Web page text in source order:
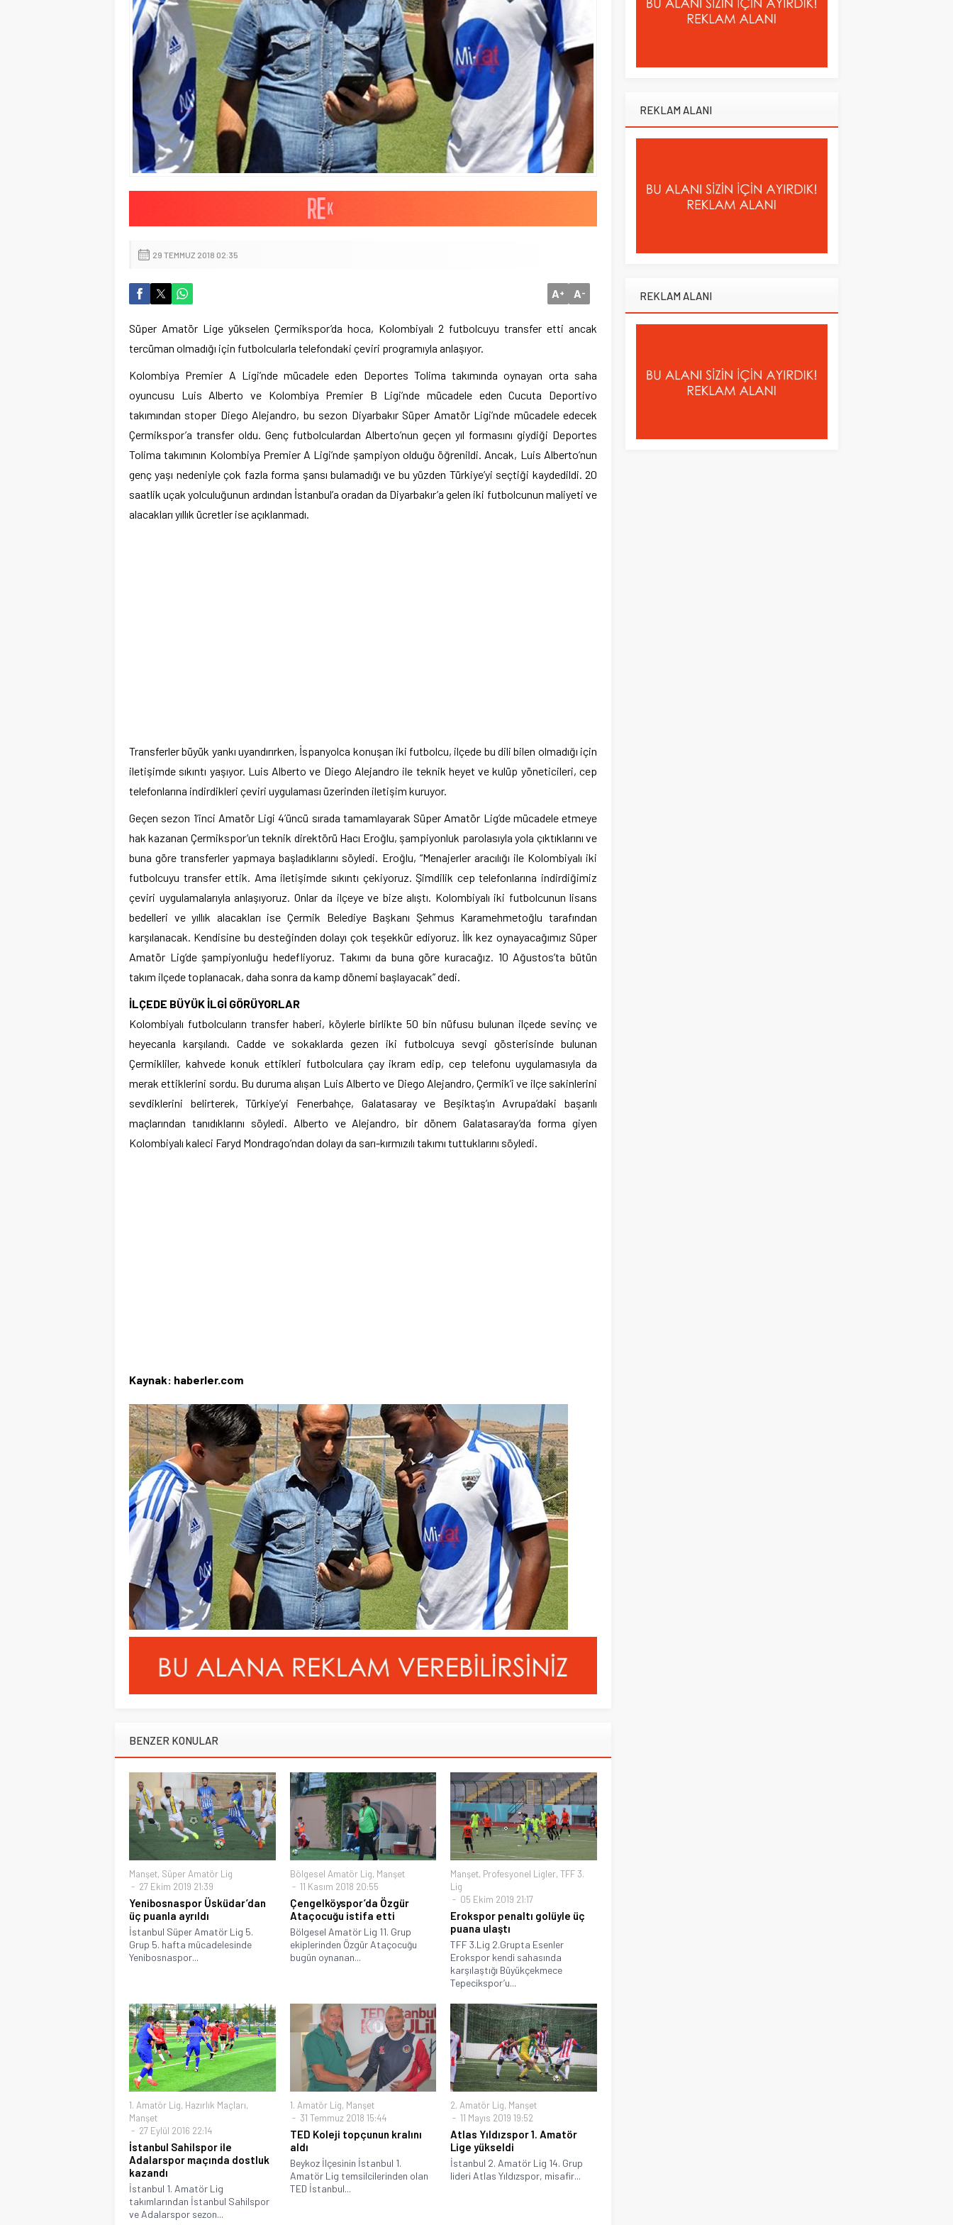
29 TEMMUZ 2018 02:35
A+ A-
Süper Amatör Lige yükselen Çermikspor’da hoca, Kolombiyalı 2 futbolcuyu transfer etti ancak
tercüman olmadığı için futbolcularla telefondaki çeviri programıyla anlaşıyor.
Kolombiya Premier A Ligi’nde mücadele eden Deportes Tolima takımında oynayan orta saha
oyuncusu Luis Alberto ve Kolombiya Premier B Ligi’nde mücadele eden Cucuta Deportivo
takımından stoper Diego Alejandro, bu sezon Diyarbakır Süper Amatör Ligi’nde mücadele edecek
Çermikspor’a transfer oldu. Genç futbolculardan Alberto’nun geçen yıl formasını giydiği Deportes
Tolima takımının Kolombiya Premier A Ligi’nde şampiyon olduğu öğrenildi. Ancak, Luis Alberto’nun
genç yaşı nedeniyle çok fazla forma şansı bulamadığı ve bu yüzden Türkiye’yi seçtiği kaydedildi. 20
saatlik uçak yolculuğunun ardından İstanbul’a oradan da Diyarbakır’a gelen iki futbolcunun maliyeti ve
alacakları yıllık ücretler ise açıklanmadı.
Transferler büyük yankı uyandırırken, İspanyolca konuşan iki futbolcu, ilçede bu dili bilen olmadığı için
iletişimde sıkıntı yaşıyor. Luis Alberto ve Diego Alejandro ile teknik heyet ve kulüp yöneticileri, cep
telefonlarına indirdikleri çeviri uygulaması üzerinden iletişim kuruyor.
Geçen sezon 1’inci Amatör Ligi 4’üncü sırada tamamlayarak Süper Amatör Lig’de mücadele etmeye
hak kazanan Çermikspor’un teknik direktörü Hacı Eroğlu, şampiyonluk parolasıyla yola çıktıklarını ve
buna göre transferler yapmaya başladıklarını söyledi. Eroğlu, “Menajerler aracılığı ile Kolombiyalı iki
futbolcuyu transfer ettik. Ama iletişimde sıkıntı çekiyoruz. Şimdilik cep telefonlarına indirdiğimiz
çeviri uygulamalarıyla anlaşıyoruz. Onlar da ilçeye ve bize alıştı. Kolombiyalı iki futbolcunun lisans
bedelleri ve yıllık alacakları ise Çermik Belediye Başkanı Şehmus Karamehmetoğlu tarafından
karşılanacak. Kendisine bu desteğinden dolayı çok teşekkür ediyoruz. İlk kez oynayacağımız Süper
Amatör Lig’de şampiyonluğu hedefliyoruz. Takımı da buna göre kuracağız. 10 Ağustos’ta bütün
takım ilçede toplanacak, daha sonra da kamp dönemi başlayacak” dedi.
İLÇEDE BÜYÜK İLGİ GÖRÜYORLAR
Kolombiyalı futbolcuların transfer haberi, köylerle birlikte 50 bin nüfusu bulunan ilçede sevinç ve
heyecanla karşılandı. Cadde ve sokaklarda gezen iki futbolcuya sevgi gösterisinde bulunan
Çermikliler, kahvede konuk ettikleri futbolculara çay ikram edip, cep telefonu uygulamasıyla da
merak ettiklerini sordu. Bu duruma alışan Luis Alberto ve Diego Alejandro, Çermik’i ve ilçe sakinlerini
sevdiklerini belirterek, Türkiye’yi Fenerbahçe, Galatasaray ve Beşiktaş’ın Avrupa’daki başarılı
maçlarından tanıdıklarını söyledi. Alberto ve Alejandro, bir dönem Galatasaray’da forma giyen
Kolombiyalı kaleci Faryd Mondrago’ndan dolayı da sarı-kırmızılı takımı tuttuklarını söyledi.
Kaynak: haberler.com
BENZER KONULAR
Manşet, Süper Amatör Lig
27 Ekim 2019 21:39
Yenibosnaspor Üsküdar’dan
üç puanla ayrıldı
İstanbul Süper Amatör Lig 5.
Grup 5. hafta mücadelesinde
Yenibosnaspor...
Bölgesel Amatör Lig, Manşet
11 Kasım 2018 20:55
Çengelköyspor’da Özgür
Ataçocuğu istifa etti
Bölgesel Amatör Lig 11. Grup
ekiplerinden Özgür Ataçocuğu
bugün oynanan...
Manşet, Profesyonel Ligler,TFF 3.
Lig
05 Ekim 2019 21:17
Erokspor penaltı golüyle üç
puana ulaştı
TFF 3.Lig 2.Grupta Esenler
Erokspor kendi sahasında
karşılaştığı Büyükçekmece
Tepecikspor’u...
1. Amatör Lig, Hazırlık Maçları,
Manşet
27 Eylül 2016 22:14
İstanbul Sahilspor ile
Adalarspor maçında dostluk
kazandı
İstanbul 1. Amatör Lig
takımlarından İstanbul Sahilspor
ve Adalarspor sezon...
1. Amatör Lig, Manşet
31 Temmuz 2018 15:44
TED Koleji topçunun kralını
aldı
Beykoz İlçesinin İstanbul 1.
Amatör Lig temsilcilerinden olan
TED İstanbul...
2. Amatör Lig, Manşet
11 Mayıs 2019 19:52
Atlas Yıldızspor 1. Amatör
Lige yükseldi
İstanbul 2. Amatör Lig 14. Grup
lideri Atlas Yıldızspor, misafir...
REKLAM ALANI
REKLAM ALANI